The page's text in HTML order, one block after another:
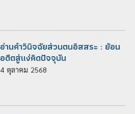
อ่านคำวินิจฉัยส่วนตนอิสสระ : ย้อน
อดีตสู่แง่คิดปัจจุบัน
4 ตุลาคม 2568